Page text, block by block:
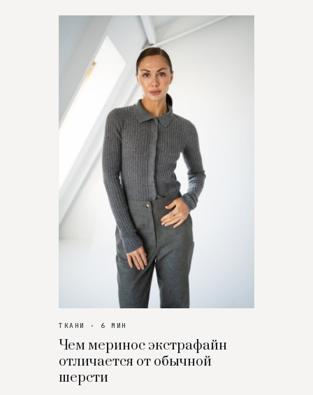
ТКАНИ · 6 МИН
Чем меринос экстрафайн
отличается от обычной
шерсти